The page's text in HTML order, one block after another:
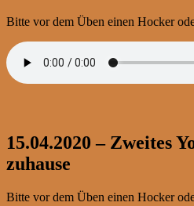
Bitte vor dem Üben einen Hocker
15.04.2020 – Zweites
zuhause
Bitte vor dem Üben einen Hocker